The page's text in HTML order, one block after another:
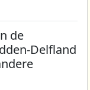
de
Delfland